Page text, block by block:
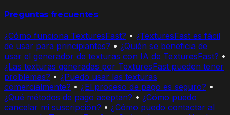
Preguntas frecuentes
¿Cómo funciona TexturesFast? • ¿TexturesFast es fácil
de usar para principiantes? • ¿Quién se beneficia de
usar el generador de texturas con IA de TexturesFast? •
¿Las texturas generadas por TexturesFast pueden tener
problemas? • ¿Puedo usar las texturas
comercialmente? • ¿El proceso de pago es seguro? •
¿Qué métodos de pago aceptan? • ¿Cómo puedo
cancelar mi suscripción? • ¿Cómo puedo contactar al